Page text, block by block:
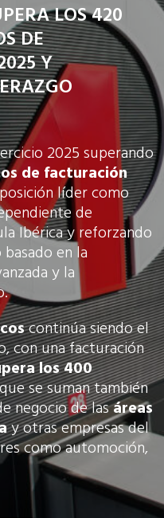
LOS 420
DE
Y
2025 superando
de facturación
líder como
de
Ibérica y reforzando
en la
y la
continúa siendo el
con una facturación
los 400
se suman también
negocio de lasáreas
y otras empresas del
como automoción,